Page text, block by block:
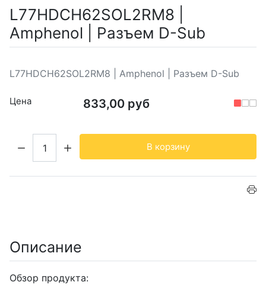
L77HDCH62SOL2RM8 |
Amphenol | Разъем D-Sub
L77HDCH62SOL2RM8 | Amphenol | Разъем D-Sub
Цена 833,00 руб
В корзину
Описание
Обзор продукта: